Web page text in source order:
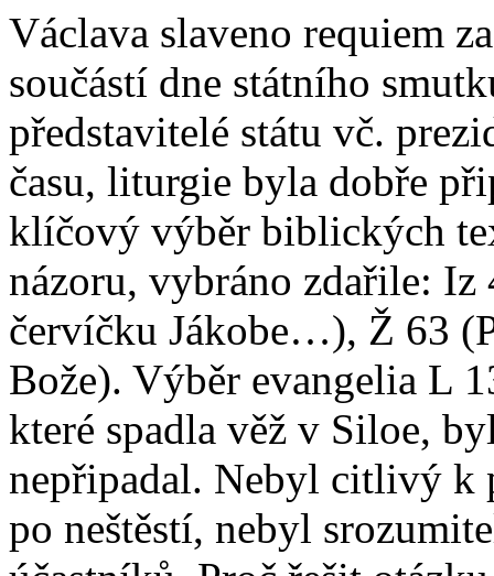
Václava slaveno requiem
součástí dne státního
představitelé státu vč.
času, liturgie byla dobře
klíčový výběr biblických
názoru, vybráno zdařile:
červíčku Jákobe…), Ž 63
Bože). Výběr evangelia L
které spadla věž v Siloe,
nepřipadal. Nebyl citlivý k
po neštěstí, nebyl